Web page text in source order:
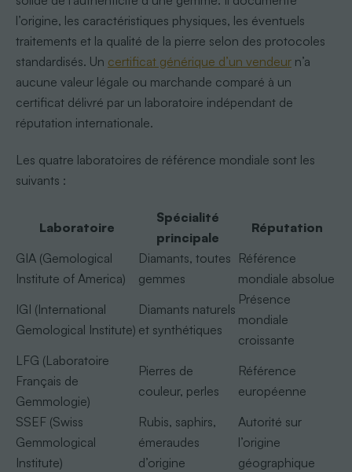
l’origine, les caractéristiques physiques, les éventuels
traitements et la qualité de la pierre selon des protocoles
standardisés. Un certificat générique d’un vendeurn’a
aucune valeur légale ou marchande comparé à un
certificat délivré par un laboratoire indépendant de
réputation internationale.
Les quatre laboratoires de référence mondiale sont les
suivants :
Laboratoire
Spécialité
principale
Réputation
GIA (Gemological
Institute of America)
Diamants, toutes
gemmes
Référence
mondiale absolue
IGI (International
Gemological Institute)
Diamants naturels
et synthétiques
Présence
mondiale
croissante
LFG (Laboratoire
Français de
Gemmologie)
Pierres de
couleur, perles
Référence
européenne
SSEF (Swiss
Gemmological
Institute)
Rubis, saphirs,
émeraudes
d’origine
Autorité sur
l’origine
géographique